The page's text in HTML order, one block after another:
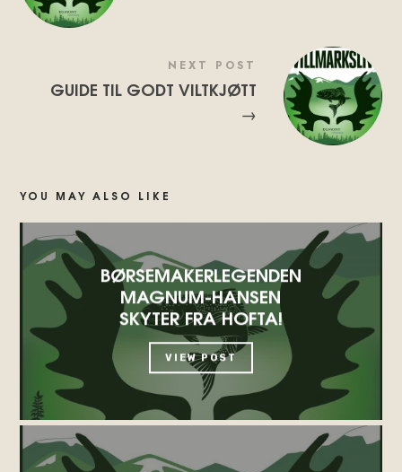
NEXT POST
GUIDE TIL GODT VILTKJØTT
→
YOU MAY ALSO LIKE
BØRSEMAKERLEGENDEN
MAGNUM-HANSEN
SKYTER FRA HOFTA!
VIEW POST